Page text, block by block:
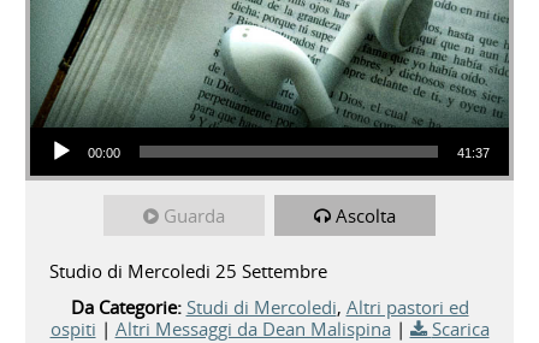
Audio Player
00:00 41:37
Guarda Ascolta
Studio di Mercoledi 25 Settembre
Da Categorie: Studi di Mercoledi, Altri pastori ed
ospiti | Altri Messaggi da Dean Malispina |
Scarica